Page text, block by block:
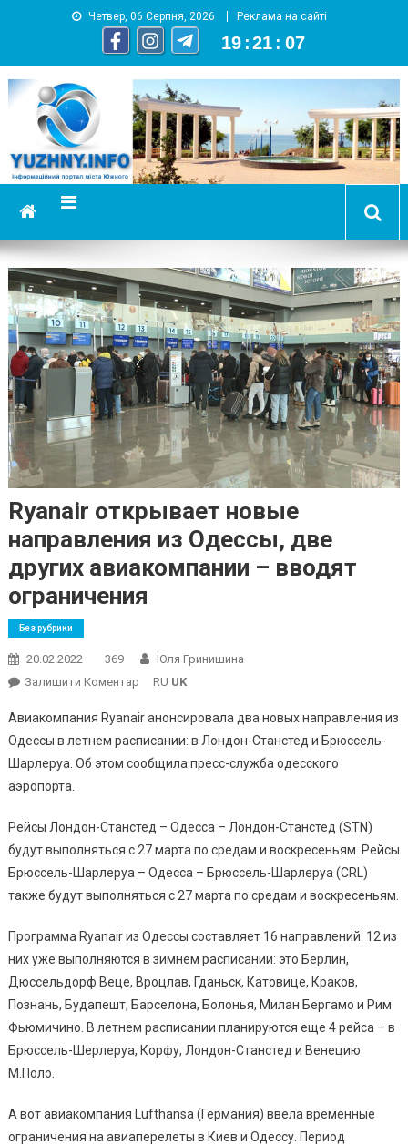
Четвер, 06 Серпня, 2026 Реклама на сайті
19 :21 : 08
YUZHNY.INFO
информационный портал города Южный
Ryanair открывает новые
направления из Одессы, две
других авиакомпании – вводят
ограничения
Без рубрики
20.02.2022 369
Юля Гринишина
Залишити КоментарOn
Открывает
Новые
Направления
Две
Других
Авиакомпании
–
Ограничения
RU UK
Авиакомпания Ryanair анонсировала два новых направления из
Одессы в летнем расписании: в Лондон-Станстед и Брюссель-
Шарлеруа. Об этом сообщила пресс-служба одесского
аэропорта.
Рейсы Лондон-Станстед – Одесса – Лондон-Станстед (STN)
будут выполняться с 27 марта по средам и воскресеньям. Рейсы
Брюссель-Шарлеруа – Одесса – Брюссель-Шарлеруа (CRL)
также будут выполняться с 27 марта по средам и воскресеньям.
Программа Ryanair из Одессы составляет 16 направлений. 12 из
них уже выполняются в зимнем расписании: это Берлин,
Дюссельдорф Веце, Вроцлав, Гданьск, Катовице, Краков,
Познань, Будапешт, Барселона, Болонья, Милан Бергамо и Рим
Фьюмичино. В летнем расписании планируются еще 4 рейса – в
Брюссель-Шерлеруа, Корфу, Лондон-Станстед и Венецию
М.Поло.
А вот авиакомпания Lufthansa (Германия) ввела временные
ограничения на авиаперелеты в Киев и Одессу. Период